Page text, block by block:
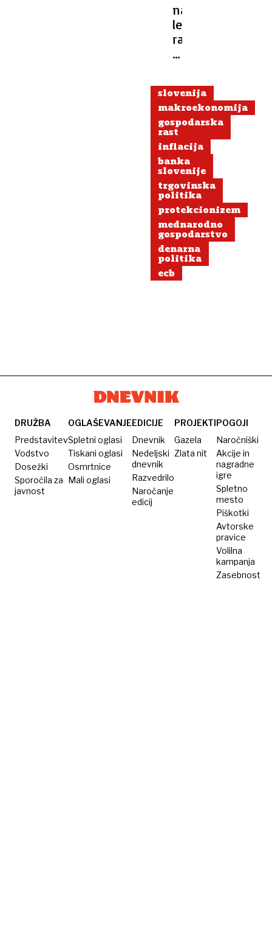
napoved
letošnje
rasti
slovenskega
znižal
na
1,1
odstotka
slovenija
makroekonomija
gospodarska
rast
inflacija
banka
slovenije
trgovinska
politika
protekcionizem
mednarodno
gospodarstvo
denarna
politika
ecb
DRUŽBA
Predstavitev
Vodstvo
Dosežki
Sporočila za
javnost
OGLAŠEVANJE
Spletni oglasi
Tiskani oglasi
Osmrtnice
Mali oglasi
EDICIJE
Dnevnik
Nedeljski
dnevnik
Razvedrilo
Naročanje
edicij
PROJEKTI
Gazela
Zlata nit
POGOJI
Naročniški
Akcije in
nagradne
igre
Spletno
mesto
Piškotki
Avtorske
pravice
Volilna
kampanja
Zasebnost